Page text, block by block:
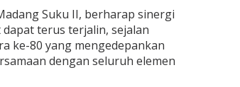
Suku II, berharap sinergi
terus terjalin, sejalan
ke-80 yang mengedepankan
dengan seluruh elemen